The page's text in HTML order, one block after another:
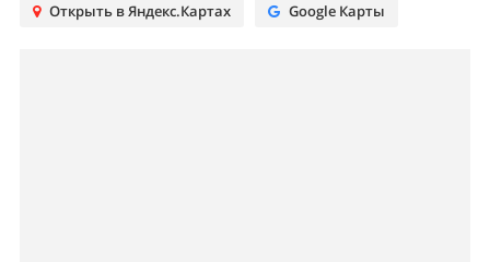
Открыть в Яндекс.Картах Google Карты